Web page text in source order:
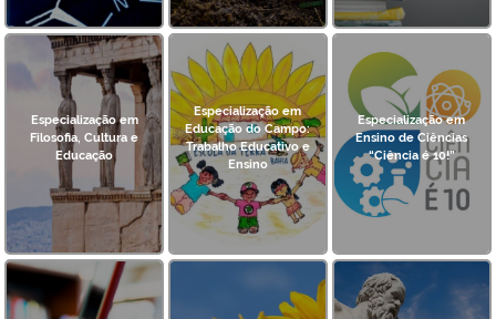
Especialização em
Filosofia, Cultura e
Educação
Especialização em
Educação do Campo:
Trabalho Educativo e
Ensino
Especialização em
Ensino de Ciências
“Ciência é 10!”